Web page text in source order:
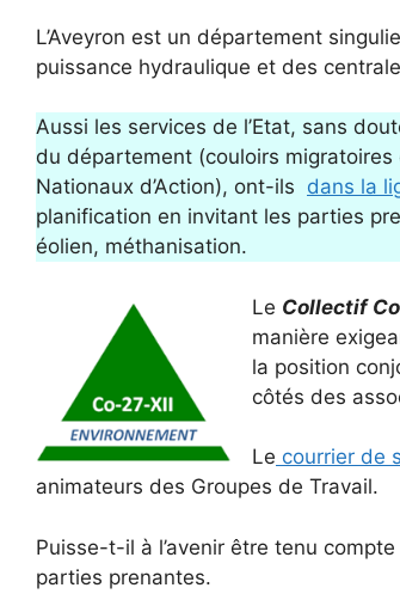
L’Aveyron est un département
puissance hydraulique et des
Aussi les services de l’Etat, sans
du département (couloirs
Nationaux d’Action), ont-ils dans la
planification en invitant les parties
éolien, méthanisation.
Le Collectif
manière
la position
côtés des
Le courrier de
animateurs des Groupes de Travail.
Puisse-t-il à l’avenir être tenu
parties prenantes.